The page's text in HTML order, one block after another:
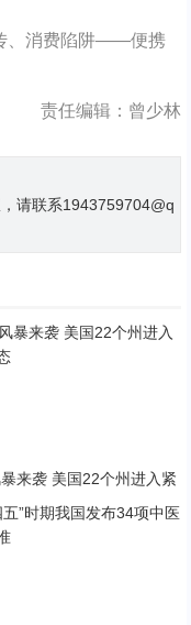
、消费陷阱——便携
责任编辑：曾少林
请联系1943759704@q
来袭 美国22个州进入紧
急状态